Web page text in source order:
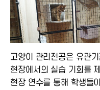
고양이 관리전공은 유관
현장에서의 실습 기회를
현장 연수를 통해 학생들